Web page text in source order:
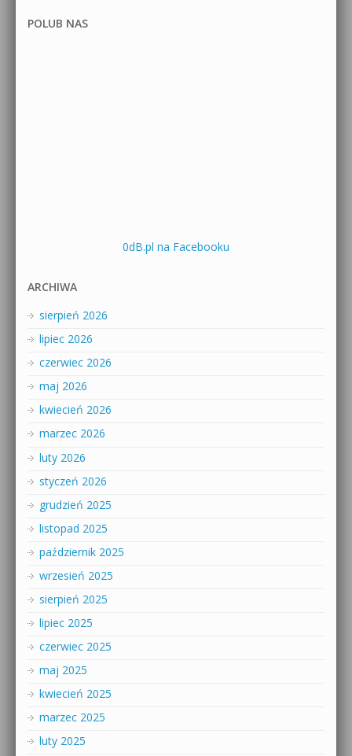
POLUB NAS
0dB.pl na Facebooku
ARCHIWA
sierpień 2026
lipiec 2026
czerwiec 2026
maj 2026
kwiecień 2026
marzec 2026
luty 2026
styczeń 2026
grudzień 2025
listopad 2025
październik 2025
wrzesień 2025
sierpień 2025
lipiec 2025
czerwiec 2025
maj 2025
kwiecień 2025
marzec 2025
luty 2025